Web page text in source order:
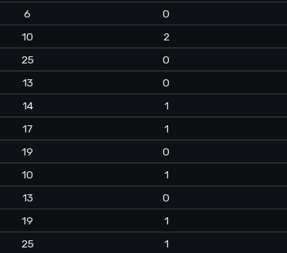
6 0
10 2
25 0
13 0
14 1
17 1
19 0
10 1
13 0
19 1
25 1